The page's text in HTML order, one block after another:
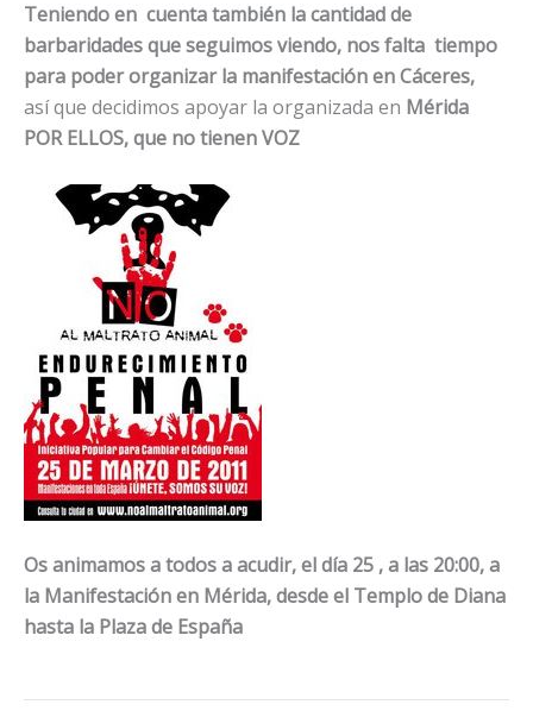
Teniendo en cuenta también la cantidad de
barbaridades que seguimos viendo, nos falta tiempo
para poder organizar la manifestación en Cáceres,
así que decidimos apoyar la organizada en Mérida
POR ELLOS, que no tienen VOZ
Os animamos a todos a acudir, el día 25 , a las 20:00, a
la Manifestación en Mérida, desde el Templo de Diana
hasta la Plaza de España